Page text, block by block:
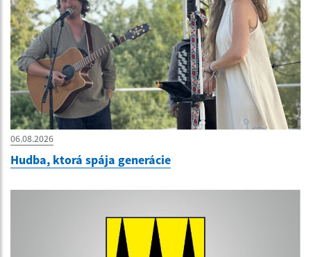
06.08.2026
Hudba, ktorá spája generácie